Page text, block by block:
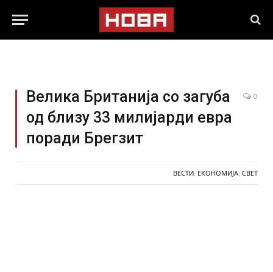
Велика Британија со загуба
од близу 33 милијарди евра
поради Брегзит
0
ВЕСТИ ЕКОНОМИЈА СВЕТ